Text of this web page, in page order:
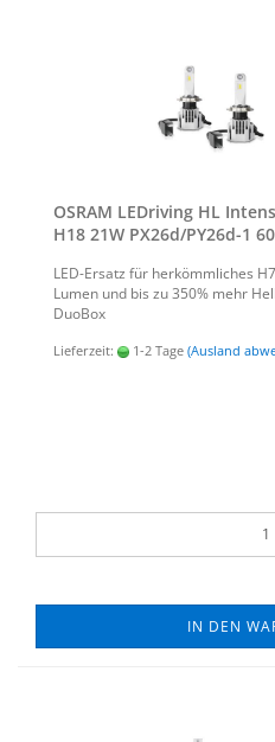
OSRAM LED­ri­ving HL
H18 21W PX26d/PY26d-​​1
LED-​Ersatz für her­kömm­li­ches
Lumen und bis zu 350% mehr
Duo­Box
Lieferzeit: 1-2 Tage (Ausland
IN DEN